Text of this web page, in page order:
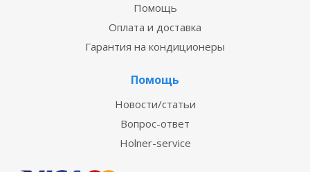
Помощь
Оплата и доставка
Гарантия на кондиционеры
Помощь
Новости/статьи
Вопрос-ответ
Holner-service